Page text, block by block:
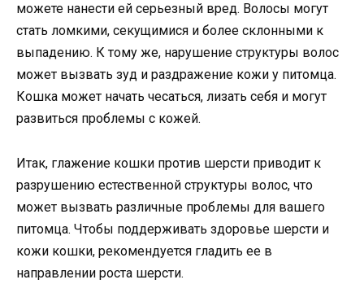
можете нанести ей серьезный вред. Волосы могут
стать ломкими, секущимися и более склонными к
выпадению. К тому же, нарушение структуры волос
может вызвать зуд и раздражение кожи у питомца.
Кошка может начать чесаться, лизать себя и могут
развиться проблемы с кожей.
Итак, глажение кошки против шерсти приводит к
разрушению естественной структуры волос, что
может вызвать различные проблемы для вашего
питомца. Чтобы поддерживать здоровье шерсти и
кожи кошки, рекомендуется гладить ее в
направлении роста шерсти.